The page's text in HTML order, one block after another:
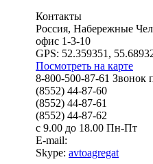
Контакты
Россия, Набережные
офис 1-3-10
GPS: 52.359351,
Посмотреть на карте
8-800-500-87-61 Звонок
(8552) 44-87-60
(8552) 44-87-61
(8552) 44-87-62
с 9.00 до 18.00 Пн-Пт
E-mail:
Skype: avtoagregat